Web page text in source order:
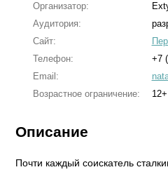
Организатор:
Аудитория:
Сайт:
Телефон:
+7
Email:
Возрастное ограничение:
12+
Описание
Почти каждый соискатель